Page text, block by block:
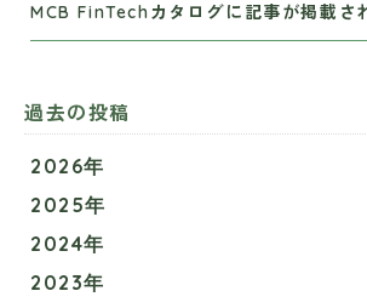
MCB FinTechカタログに記事が掲載さ
過去の投稿
2026年
2025年
2024年
2023年